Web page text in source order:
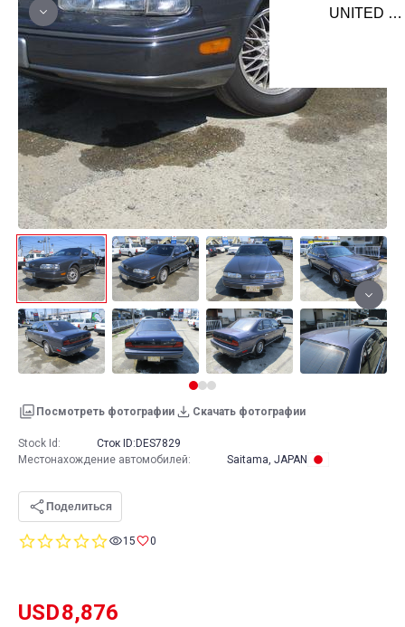
Посмотреть фотографии Скачать фотографии
0.015 0
USD8,876
Stock Id: Сток ID: DES7829
Местонахождение автомобилей: Saitama, JAPAN
Поделиться